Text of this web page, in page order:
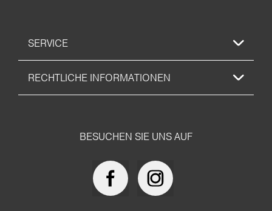
SERVICE
RECHTLICHE INFORMATIONEN
BESUCHEN SIE UNS AUF